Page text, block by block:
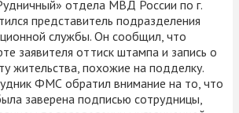
отдела МВД России по г.
представитель подразделения
службы. Он сообщил, что
заявителя оттиск штампа и запись о
жительства, похожие на подделку.
ФМС обратил внимание на то, что
заверена подписью сотрудницы,